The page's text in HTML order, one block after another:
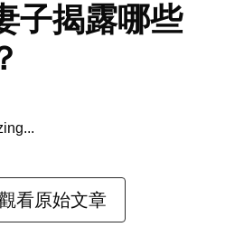
子揭露哪些
key information...
看原始文章